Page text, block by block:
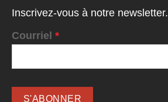
Inscrivez-vous à notre newsletter.
Courriel *